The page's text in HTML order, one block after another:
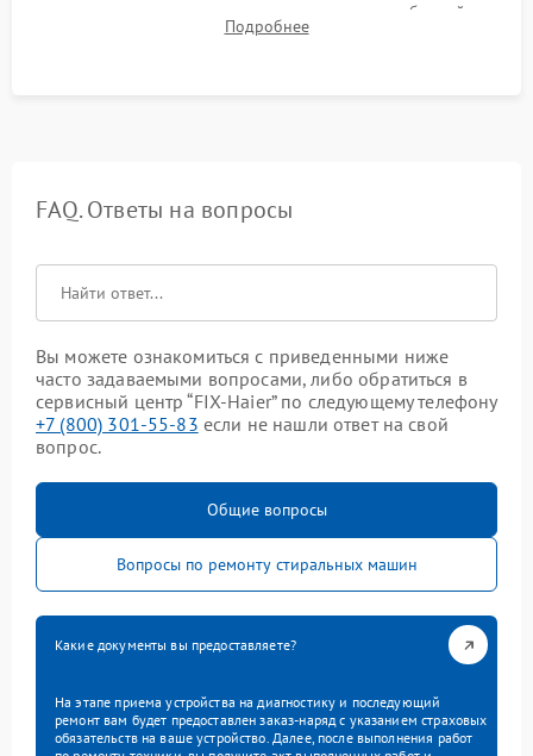
корректности слива, отсутствия излишних вибраций,
посторонних стуков и протечек под корпусом.
Подробнее
FAQ. Ответы на вопросы
Вы можете ознакомиться с приведенными ниже
часто задаваемыми вопросами, либо обратиться в
сервисный центр “FIX-Haier” по следующему телефону
+7 (800) 301-55-83 если не нашли ответ на свой
вопрос.
Общие вопросы
Вопросы по ремонту стиральных машин
Какие документы вы предоставляете?
На этапе приема устройства на диагностику и последующий
ремонт вам будет предоставлен заказ-наряд с указанием страховых
обязательств на ваше устройство. Далее, после выполнения работ